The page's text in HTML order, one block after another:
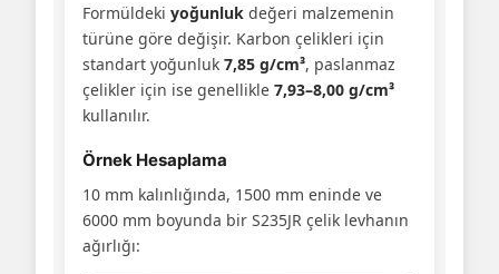
Formüldeki yoğunluk değeri malzemenin
türüne göre değişir. Karbon çelikleri için
standart yoğunluk 7,85 g/cm³, paslanmaz
çelikler için ise genellikle 7,93–8,00 g/cm³
kullanılır.
Örnek Hesaplama
10 mm kalınlığında, 1500 mm eninde ve
6000 mm boyunda bir S235JR çelik levhanın
ağırlığı: